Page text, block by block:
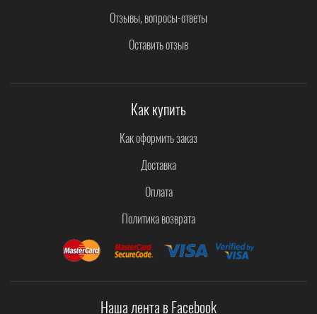
Отзывы, вопросы-ответы
Оставить отзыв
Как купить
Как оформить заказ
Доставка
Оплата
Политика возврата
Наша лента в Facebook